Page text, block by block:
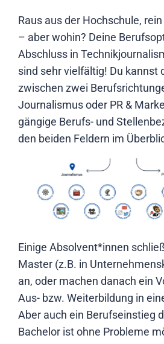
Raus aus der Hochschule,
– aber wohin? Deine
Abschluss in
sind sehr vielfältig! Du kannst
zwischen zwei
Journalismus oder PR &
gängige Berufs- und
den beiden Feldern im
Einige Absolvent*innen
Master (z.B. in
an, oder machen danach ein
Aus- bzw. Weiterbildung in
Aber auch ein Berufseinstieg
Bachelor ist ohne Probleme